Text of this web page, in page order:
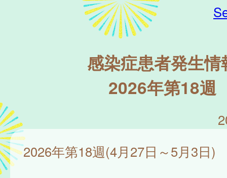
感染症患者発生情
2026年第18週
2026年第18週(4月27日～5月3日)